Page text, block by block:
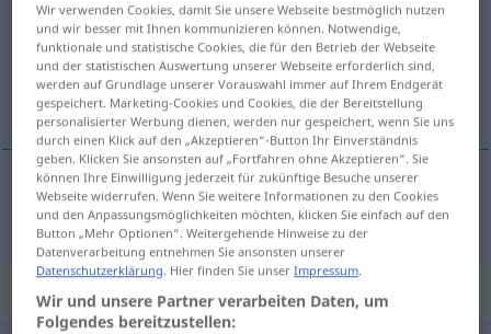
Übersicht aller Übersetzungen
(Für mehr Details die Übersetzung anklicken/antippen)
негативан
негативан negativ
Synonyme für "negativ"
Wir verwenden Cookies, damit Sie unsere Webseite bestmöglich nutzen
und wir besser mit Ihnen kommunizieren können. Notwendige,
funktionale und statistische Cookies, die für den Betrieb der Webseite
und der statistischen Auswertung unserer Webseite erforderlich sind,
werden auf Grundlage unserer Vorauswahl immer auf Ihrem Endgerät
gespeichert. Marketing-Cookies und Cookies, die der Bereitstellung
personalisierter Werbung dienen, werden nur gespeichert, wenn Sie uns
durch einen Klick auf den „Akzeptieren“-Button Ihr Einverständnis
geben. Klicken Sie ansonsten auf „Fortfahren ohne Akzeptieren“. Sie
können Ihre Einwilligung jederzeit für zukünftige Besuche unserer
Webseite widerrufen. Wenn Sie weitere Informationen zu den Cookies
und den Anpassungsmöglichkeiten möchten, klicken Sie einfach auf den
Button „Mehr Optionen“. Weitergehende Hinweise zu der
Datenverarbeitung entnehmen Sie ansonsten unserer
Datenschutzerklärung. Hier finden Sie unserImpressum.
Wir und unsere Partner verarbeiten Daten, um
Folgendes bereitzustellen: